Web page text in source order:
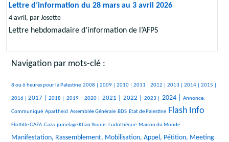
Lettre d’information du 28 mars au 3 avril 2026
4 avril, par Josette
Lettre hebdomadaire d’information de l’AFPS
Navigation par mots-clé :
582/2891
8 ou 6 heures pour la Palestine
101/2891 2008 |
326/2891 2009 |
302/2891 2010 |
573/2891 2011 |
358/2891 2012 |
368/2891 2013 |
184/2891 2014 |
130/2891 2015 |
419/2891
2016 |
647/2891
2017 |
167/2891 2018 |
98/2891 2019 |
104/2891 2020 |
895/2891 2021 |
958/2891 2022 |
467/2891 2023 |
1081/2891 2024 |
360/2891 Annonce,
Communiqué
27/2891 Apartheid
27/2891 Assemblée Générale
208/2891 BDS
27/2891 Etat de Palestine
1666/2891 Flash Info
48/2891
Flottille GAZA
337/2891 Gaza
266/2891 jumelage Khan Younis
351/2891 Ludothèque
16/2891 Maison du Monde
1257/2891
Manifestation, Rassemblement, Mobilisation, Appel, Pétition, Meeting
14/2891